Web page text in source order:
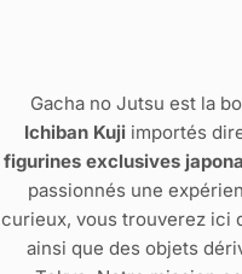
Gacha no Jutsu est la
Ichiban Kujiimportés
figurines exclusives
passionnés une
curieux, vous trouverez ici
ainsi que des objets